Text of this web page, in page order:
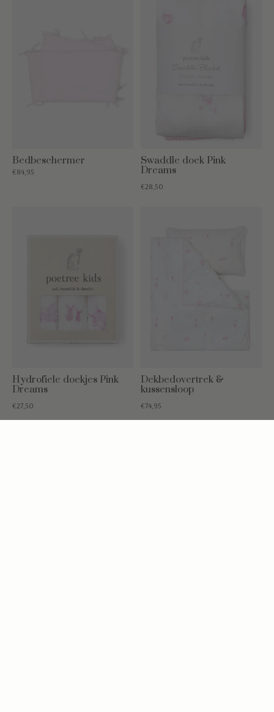
Bedbeschermer
€84,95
Swaddle doek Pink
Dreams
€28,50
Hydrofiele doekjes Pink
Dreams
€27,50
Dekbedovertrek &
kussensloop
€74,95